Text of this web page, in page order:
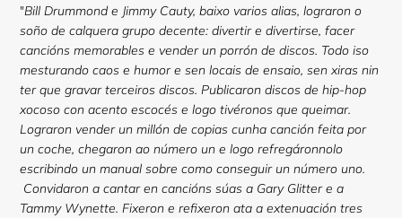
"Bill Drummond e Jimmy Cauty, baixo varios alias, lograron o
soño de calquera grupo decente: divertir e divertirse, facer
cancións memorables e vender un porrón de discos. Todo iso
mesturando caos e humor e sen locais de ensaio, sen xiras nin
ter que gravar terceiros discos. Publicaron discos de hip-hop
xocoso con acento escocés e logo tivéronos que queimar.
Lograron vender un millón de copias cunha canción feita por
un coche, chegaron ao número un e logo refregáronnolo
escribindo un manual sobre como conseguir un número uno.
Convidaron a cantar en cancións súas a Gary Glitter e a
Tammy Wynette. Fixeron e refixeron ata a extenuación tres